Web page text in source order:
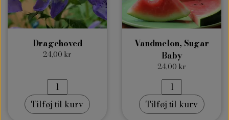
Dragehoved
24,00 kr
Tilføj til kurv
Vandmelon, Sugar
Baby
24,00 kr
Tilføj til kurv